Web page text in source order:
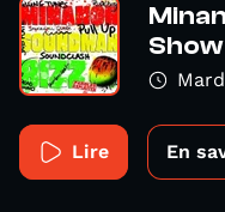
Show
Lire En